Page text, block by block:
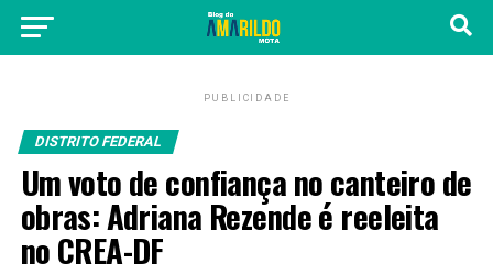
PUBLICIDADE
DISTRITO FEDERAL
Um voto de confiança no canteiro de
obras: Adriana Rezende é reeleita
no CREA-DF